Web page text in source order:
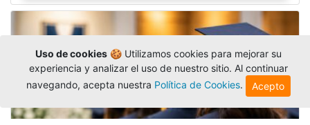
Uso de cookies🍪 Utilizamos cookies para mejorar su
experiencia y analizar el uso de nuestro sitio. Al continuar
navegando, acepta nuestra Política de Cookies. Acepto